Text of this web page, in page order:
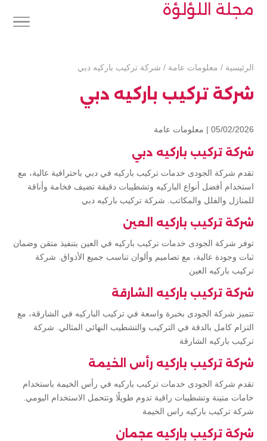
مجلة اللؤلؤة
الرئيسية / معلومات عامة / شركة تركيب باركيه دبي
شركة تركيب باركيه دبي
05/02/2026 | معلومات عامة
شركة تركيب باركيه دبي
تقدم شركة الجودى خدمات تركيب باركيه في دبي باحترافية عالية، مع
استخدام أفضل أنواع الباركيه وتشطيبات دقيقة تضيف فخامة وأناقة
للمنازل والفلل والمكاتب. شركة تركيب باركيه دبي
شركة تركيب باركيه العين
توفر شركة الجودى خدمات تركيب باركيه في العين بتنفيذ متقن وضمان
ثبات وجودة عالية، مع تصاميم وألوان تناسب جميع الأذواق. شركة
تركيب باركيه العين
شركة تركيب باركيه الشارقة
تتميز شركة الجودى بخبرة واسعة في تركيب الباركيه في الشارقة، مع
التزام كامل بالدقة في التركيب والتشطيب النهائي المثالي. شركة
تركيب باركيه الشارقة
شركة تركيب باركيه رأس الخيمة
تقدم شركة الجودى خدمات تركيب باركيه في رأس الخيمة باستخدام
خامات متينة وتشطيبات راقية تدوم طويلًا وتتحمل الاستخدام اليومي.
شركة تركيب باركيه راس الخيمة
شركة تركيب باركيه عجمان